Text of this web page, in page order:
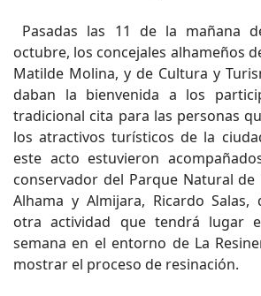
Pasadas las 11 de la mañana
octubre, los concejales alhameños
Matilde Molina, y de Cultura y
daban la bienvenida a los
tradicional cita para las personas
los atractivos turísticos de la
este acto estuvieron
conservador del Parque Natural de
Alhama y Almijara, Ricardo
otra actividad que tendrá lugar
semana en el entorno de La
mostrar el proceso de resinación.